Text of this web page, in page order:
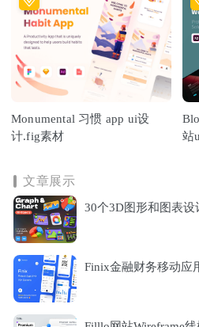
Monumental 习惯 app ui设
计.fig素材
站
文章展示
30个3D图形和图表设
Finix金融财务移动应